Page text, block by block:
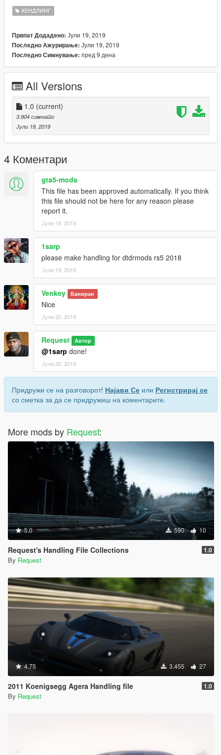
ХЕНДЛИНГ
Првпат Додадено: Јули 19, 2019
Последно Ажурирање: Јули 19, 2019
Последно Симнување: пред 9 дена
All Versions
1.0 (current)
3.904 симнато
Јули 19, 2019
4 Коментари
gta5-mods
This file has been approved automatically. If you think
this file should not be here for any reason please
report it.
Јули 19, 2019
1sarp
please make handling for dtdrmods rs5 2018
Јули 19, 2019
Venkey Баниран
Nice
Јули 20, 2019
Request Автор
@1sarp done!
Јули 20, 2019
Придружи се на разговорот! Најави Се или Регистрирај се
со сметка за да се придружиш на коментарите.
More mods by Request:
5.0 590 10
Request's Handling File Collections 1.0
By Request
4.75 3.455 27
2011 Koenigsegg Agera Handling file 1.0
By Request